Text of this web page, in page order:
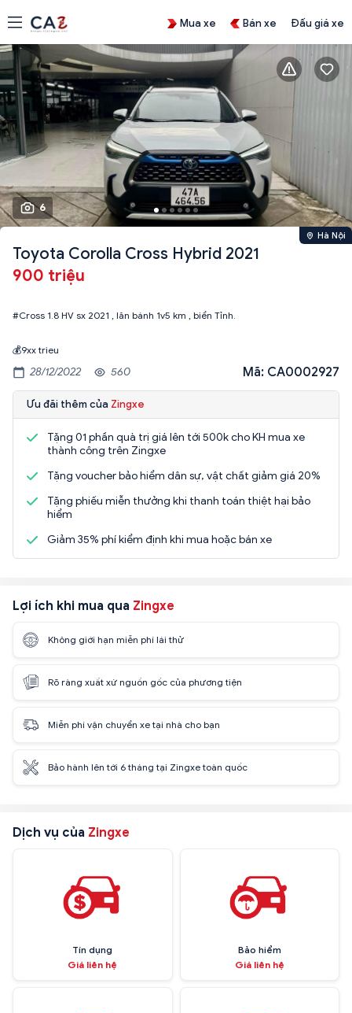
Mua xe Bán xe Đấu giá xe
6
Hà Nội
Toyota Corolla Cross Hybrid 2021
900 triệu
#Cross 1.8 HV sx 2021 , lăn bánh 1v5 km , biển Tỉnh.
28/12/2022 560 Mã: CA0002927
Ưu đãi thêm của Zingxe
Tặng 01 phần quà trị giá lên tới 500k cho KH mua xe
thành công trên Zingxe
Tặng voucher bảo hiểm dân sự, vật chất giảm giá 20%
Tặng phiếu miễn thưởng khi thanh toán thiệt hại bảo
hiểm
Giảm 35% phí kiểm định khi mua hoặc bán xe
Lợi ích khi mua qua Zingxe
Không giới hạn miễn phí lái thử
Rõ ràng xuất xứ nguồn gốc của phương tiện
Miễn phí vận chuyển xe tại nhà cho bạn
Bảo hành lên tới 6 tháng tại Zingxe toàn quốc
Dịch vụ của Zingxe
Tín dụng
Giá liên hệ
Bảo hiểm
Giá liên hệ